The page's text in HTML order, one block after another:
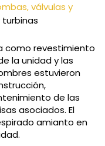
válvulas y
como revestimiento
la unidad y las
estuvieron
de las
asociados. El
amianto en